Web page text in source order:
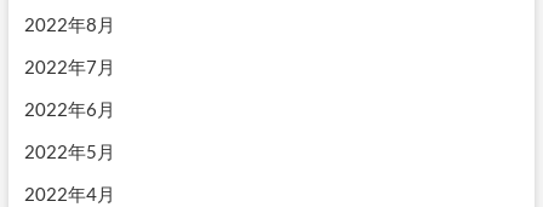
2022年8月
2022年7月
2022年6月
2022年5月
2022年4月